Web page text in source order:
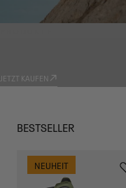
JETZT KAUFEN
BESTSELLER
NEUHEIT